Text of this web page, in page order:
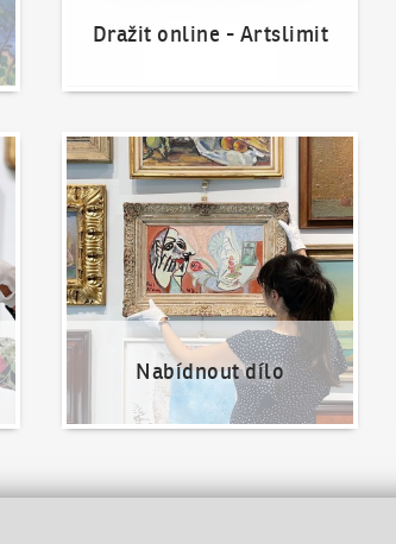
Dražit online - Artslimit
Nabídnout dílo
Nabídnout dílo